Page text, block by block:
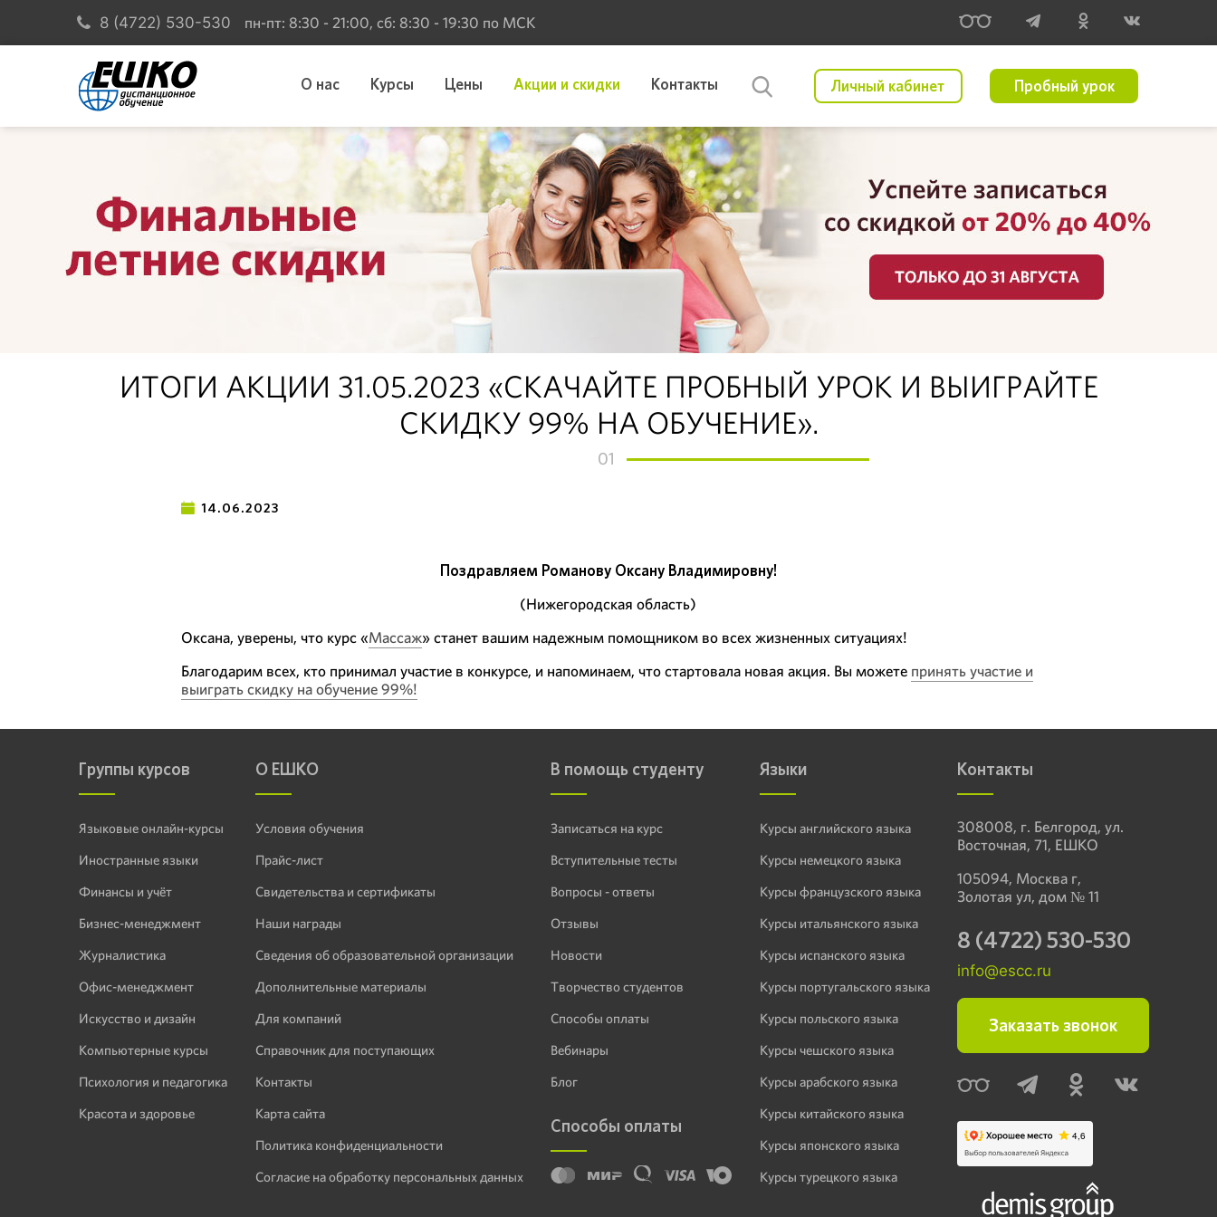
8 (4722) 530-530 пн-пт: 8:30 - 21:00, сб: 8:30 - 19:30 по МСК
О нас Курсы Цены Акции и скидки Контакты Личный кабинет Пробный урок
ИТОГИ АКЦИИ 31.05.2023 «СКАЧАЙТЕ ПРОБНЫЙ УРОК И ВЫИГРАЙТЕ
СКИДКУ 99% НА ОБУЧЕНИЕ».
01
14.06.2023
Поздравляем Романову Оксану Владимировну!
(Нижегородская область)
Оксана, уверены, что курс «Массаж» станет вашим надежным помощником во всех жизненных ситуациях!
Благодарим всех, кто принимал участие в конкурсе, и напоминаем, что стартовала новая акция. Вы можете принять участие и
выиграть скидку на обучение 99%!
Группы курсов
Языковые онлайн-курсы
Иностранные языки
Финансы и учёт
Бизнес-менеджмент
Журналистика
Офис-менеджмент
Искусство и дизайн
Компьютерные курсы
Психология и педагогика
Красота и здоровье
О ЕШКО
Условия обучения
Прайс-лист
Свидетельства и сертификаты
Наши награды
Сведения об образовательной организации
Дополнительные материалы
Для компаний
Справочник для поступающих
Контакты
Карта сайта
Политика конфиденциальности
Согласие на обработку персональных данных
В помощь студенту
Записаться на курс
Вступительные тесты
Вопросы - ответы
Отзывы
Новости
Творчество студентов
Способы оплаты
Вебинары
Блог
Способы оплаты
Языки
Курсы английского языка
Курсы немецкого языка
Курсы французского языка
Курсы итальянского языка
Курсы испанского языка
Курсы португальского языка
Курсы польского языка
Курсы чешского языка
Курсы арабского языка
Курсы китайского языка
Курсы японского языка
Курсы турецкого языка
Контакты
308008, г. Белгород, ул.
Восточная, 71, ЕШКО
105094, Москва г,
Золотая ул, дом № 11
8 (4722) 530-530
info@escc.ru
Заказать звонок